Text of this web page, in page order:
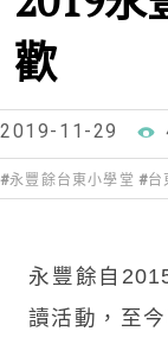
歡
2019-11-29
永豐餘台東小學堂 台
永豐餘自
讀活動，至